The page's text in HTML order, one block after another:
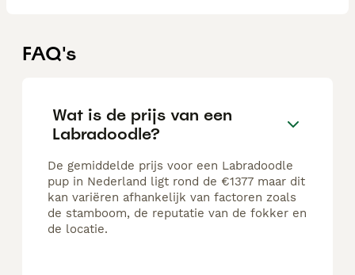
FAQ's
Wat is de prijs van een
Labradoodle?
De gemiddelde prijs voor een Labradoodle
pup in Nederland ligt rond de €1377 maar dit
kan variëren afhankelijk van factoren zoals
de stamboom, de reputatie van de fokker en
de locatie.